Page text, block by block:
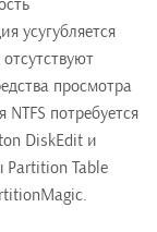
усугубляется
просмотра
потребуется
DiskEdit и
Partition Table